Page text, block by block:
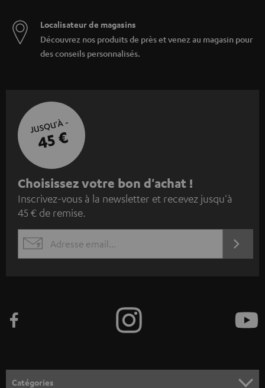
Localisateur de magasins
Découvrez nos produits de près et venez au magasin pour
des conseils personnalisés.
JUSQU'À -
45 €
I
n
s
c
z
o
Choisissez votre bon d'achat !
Inscrivez-vous à la newsletter et recevez jusqu'à
45 € de remise.
EMAIL
Catégories